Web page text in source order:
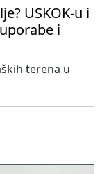
USKOK-u i
i
terena u